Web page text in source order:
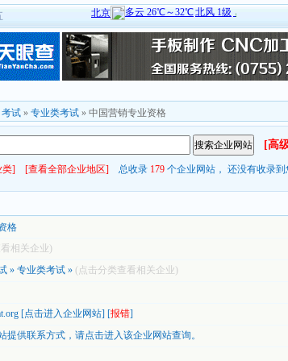
考试 » 专业类考试 » 中国营销专业资格
[高
类] [查看全部企业地区] 总收录 179 个企业网站， 还没有收录到
格
相关企业)
» 专业类考试 » (点击分类查看相关企业)
[点击进入企业网站] [报错]
提供联系方式， 请点击进入该企业网站查询。